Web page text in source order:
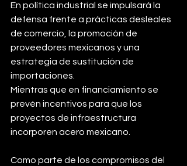
En política industrial se impulsará la
defensa frente a prácticas desleales
de comercio, la promoción de
proveedores mexicanos y una
estrategia de sustitución de
importaciones.
Mientras que en financiamiento se
prevén incentivos para que los
proyectos de infraestructura
incorporen acero mexicano.
Como parte de los compromisos del